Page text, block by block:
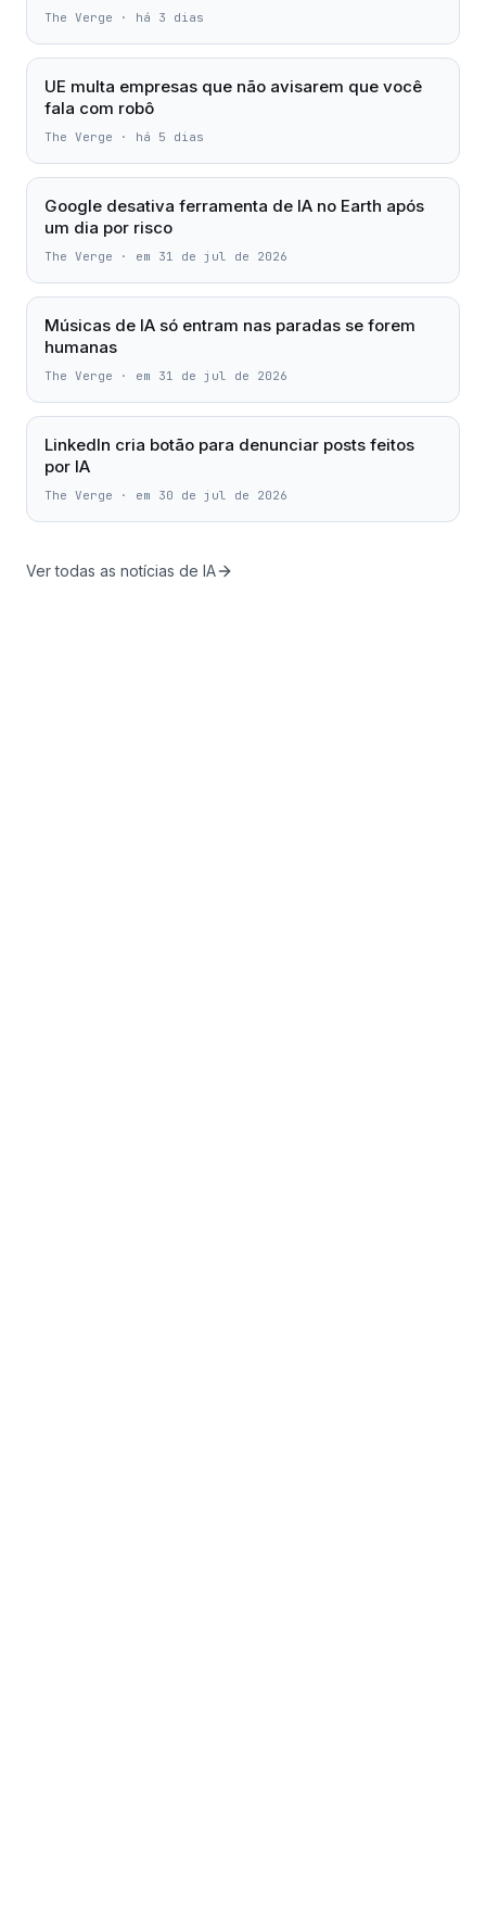
The Verge · há 3 dias
UE multa empresas que não avisarem que você
fala com robô
The Verge · há 5 dias
Google desativa ferramenta de IA no Earth após
um dia por risco
The Verge · em 31 de jul de 2026
Músicas de IA só entram nas paradas se forem
humanas
The Verge · em 31 de jul de 2026
LinkedIn cria botão para denunciar posts feitos
por IA
The Verge · em 30 de jul de 2026
Ver todas as notícias de IA